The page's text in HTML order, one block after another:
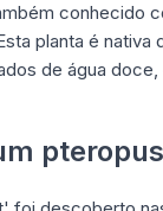
conhecido
planta é
de água